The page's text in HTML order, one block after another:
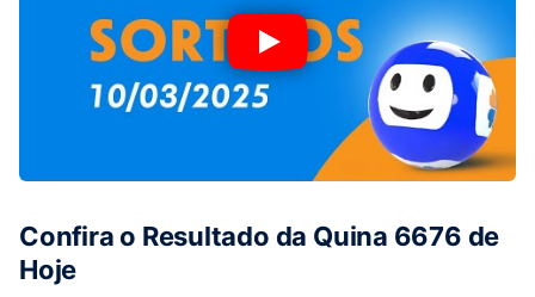
Confira o Resultado da Quina 6676 de
Hoje